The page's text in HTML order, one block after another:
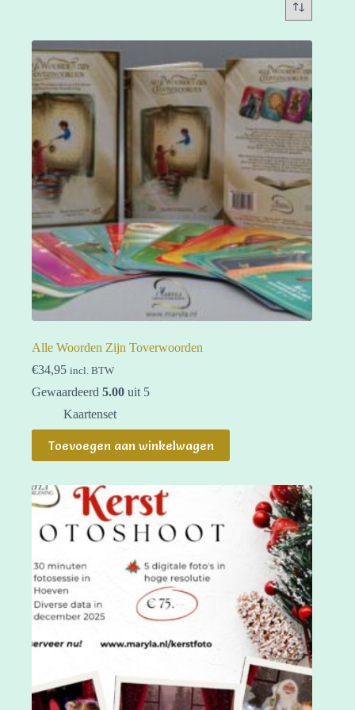
Alle Woorden Zijn Toverwoorden
€34,95 incl. BTW
Gewaardeerd 5.00 uit 5
Kaartenset
Toevoegen aan winkelwagen